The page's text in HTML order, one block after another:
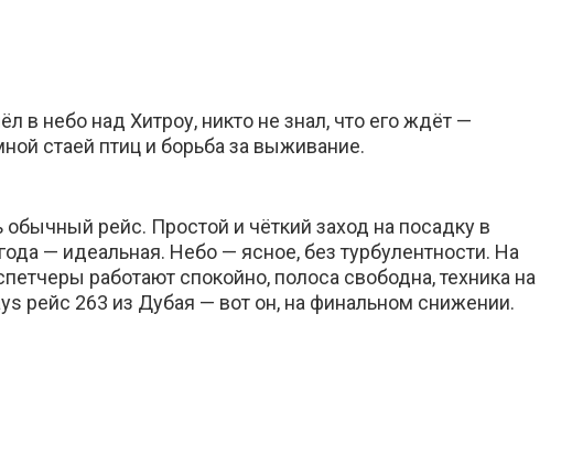
в небо над Хитроу, никто не знал, что его ждёт —
стаей птиц и борьба за выживание.
рейс. Простой и чёткий заход на посадку в
— идеальная. Небо — ясное, без турбулентности. На
работают спокойно, полоса свободна, техника на
рейс 263 из Дубая — вот он, на финальном снижении.